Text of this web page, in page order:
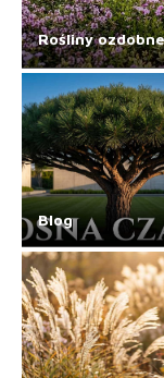
Rośliny ozdobne
Blog